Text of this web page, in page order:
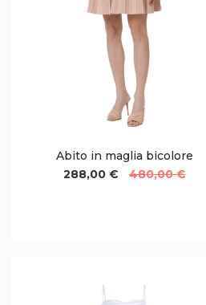
Abito in maglia bicolore
288,00 €
480,00 €